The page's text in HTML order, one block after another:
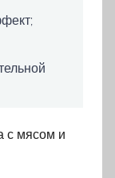
с мясом и